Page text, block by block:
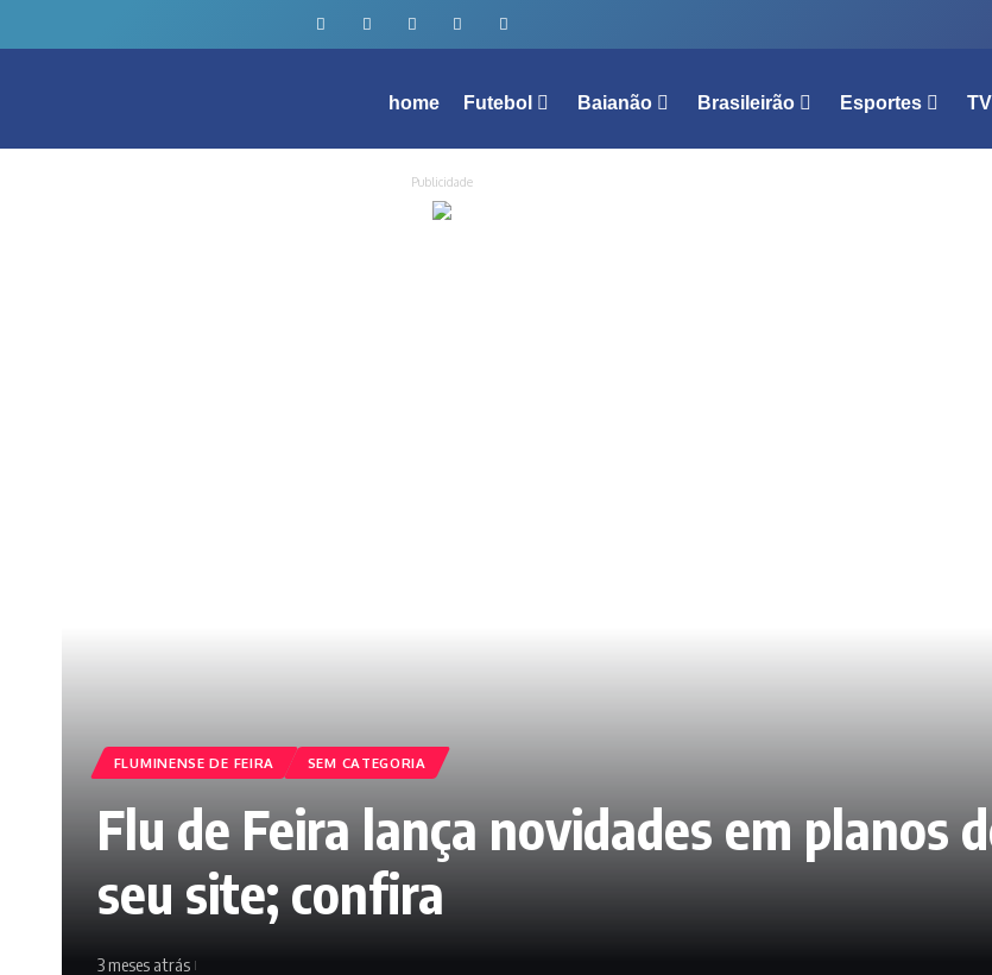
home Futebol Baianão Brasileirão Esportes
Publicidade
FLUMINENSE DE FEIRA SEM CATEGORIA
Flu de Feira lança novidades em planos
seu site; confira
3 meses atrás